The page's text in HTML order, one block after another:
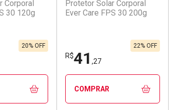
cada
cada
Ativar Desconto
Por R$ 44,99/cada
Por R$ 44,99/cada
Corporal
30 120g
20% OFF
Protetor Solar Corporal
Ever Care FPS 30 200g
R$41 ,27
22% OFF
COMPRAR